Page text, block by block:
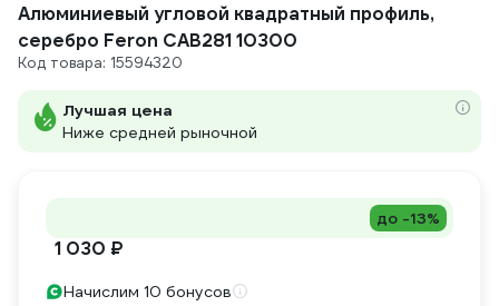
Алюминиевый угловой квадратный профиль,
серебро Feron CAB281 10300
Код товара: 15594320
Лучшая цена
Ниже средней рыночной
до -13%
1 030 ₽
Начислим 10 бонусов